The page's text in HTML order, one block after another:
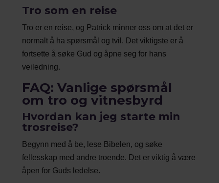
Tro som en reise
Tro er en reise, og Patrick minner oss om at det er
normalt å ha spørsmål og tvil. Det viktigste er å
fortsette å søke Gud og åpne seg for hans
veiledning.
FAQ: Vanlige spørsmål
om tro og vitnesbyrd
Hvordan kan jeg starte min
trosreise?
Begynn med å be, lese Bibelen, og søke
fellesskap med andre troende. Det er viktig å være
åpen for Guds ledelse.